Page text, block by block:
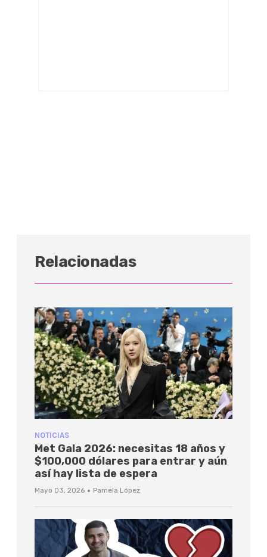
Relacionadas
NOTICIAS
Met Gala 2026: necesitas 18 años y
$100,000 dólares para entrar y aún
así hay lista de espera
Mayo 03, 2026 · Pamela López